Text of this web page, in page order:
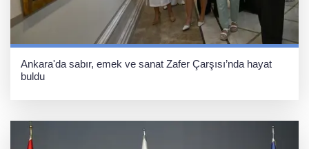
Ankara'da sabır, emek ve sanat Zafer Çarşısı’nda hayat
buldu